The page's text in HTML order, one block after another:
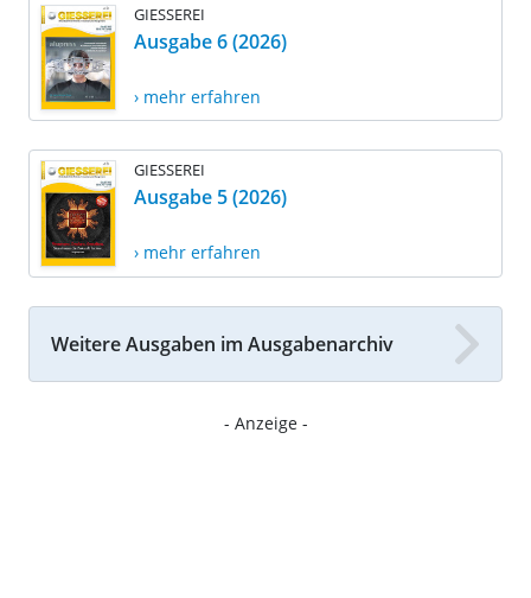
GIESSEREI
Ausgabe 6 (2026)
› mehr erfahren
GIESSEREI
Ausgabe 5 (2026)
› mehr erfahren
Weitere Ausgaben im Ausgabenarchiv
- Anzeige -